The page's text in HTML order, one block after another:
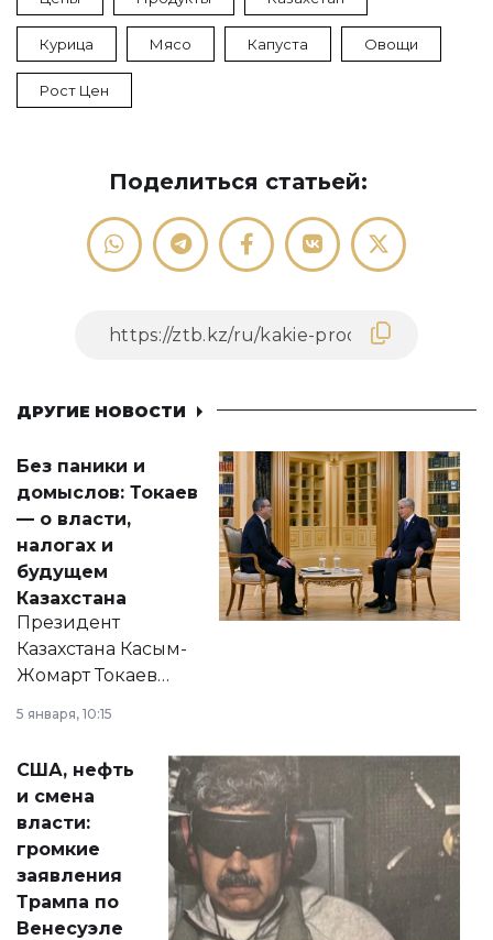
Курица Мясо Капуста Овощи
Рост Цен
Поделиться статьей:
ДРУГИЕ НОВОСТИ
Без паники и
домыслов: Токаев
— о власти,
налогах и
будущем
Казахстана
Президент
Казахстана Касым-
Жомарт Токаев
сразу несколько
актуальных тем —
от слухов о
политических
реформах до
вопросов армии,
экономики и
личного здоровья.
5 января, 10:15
США, нефть
и смена
власти:
громкие
заявления
Трампа по
Венесуэле